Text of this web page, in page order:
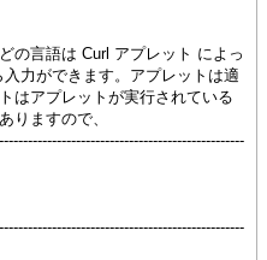
の言語は Curl アプレット によっ
力ができます。アプレットは適
はアプレットが実行されている
りますので、